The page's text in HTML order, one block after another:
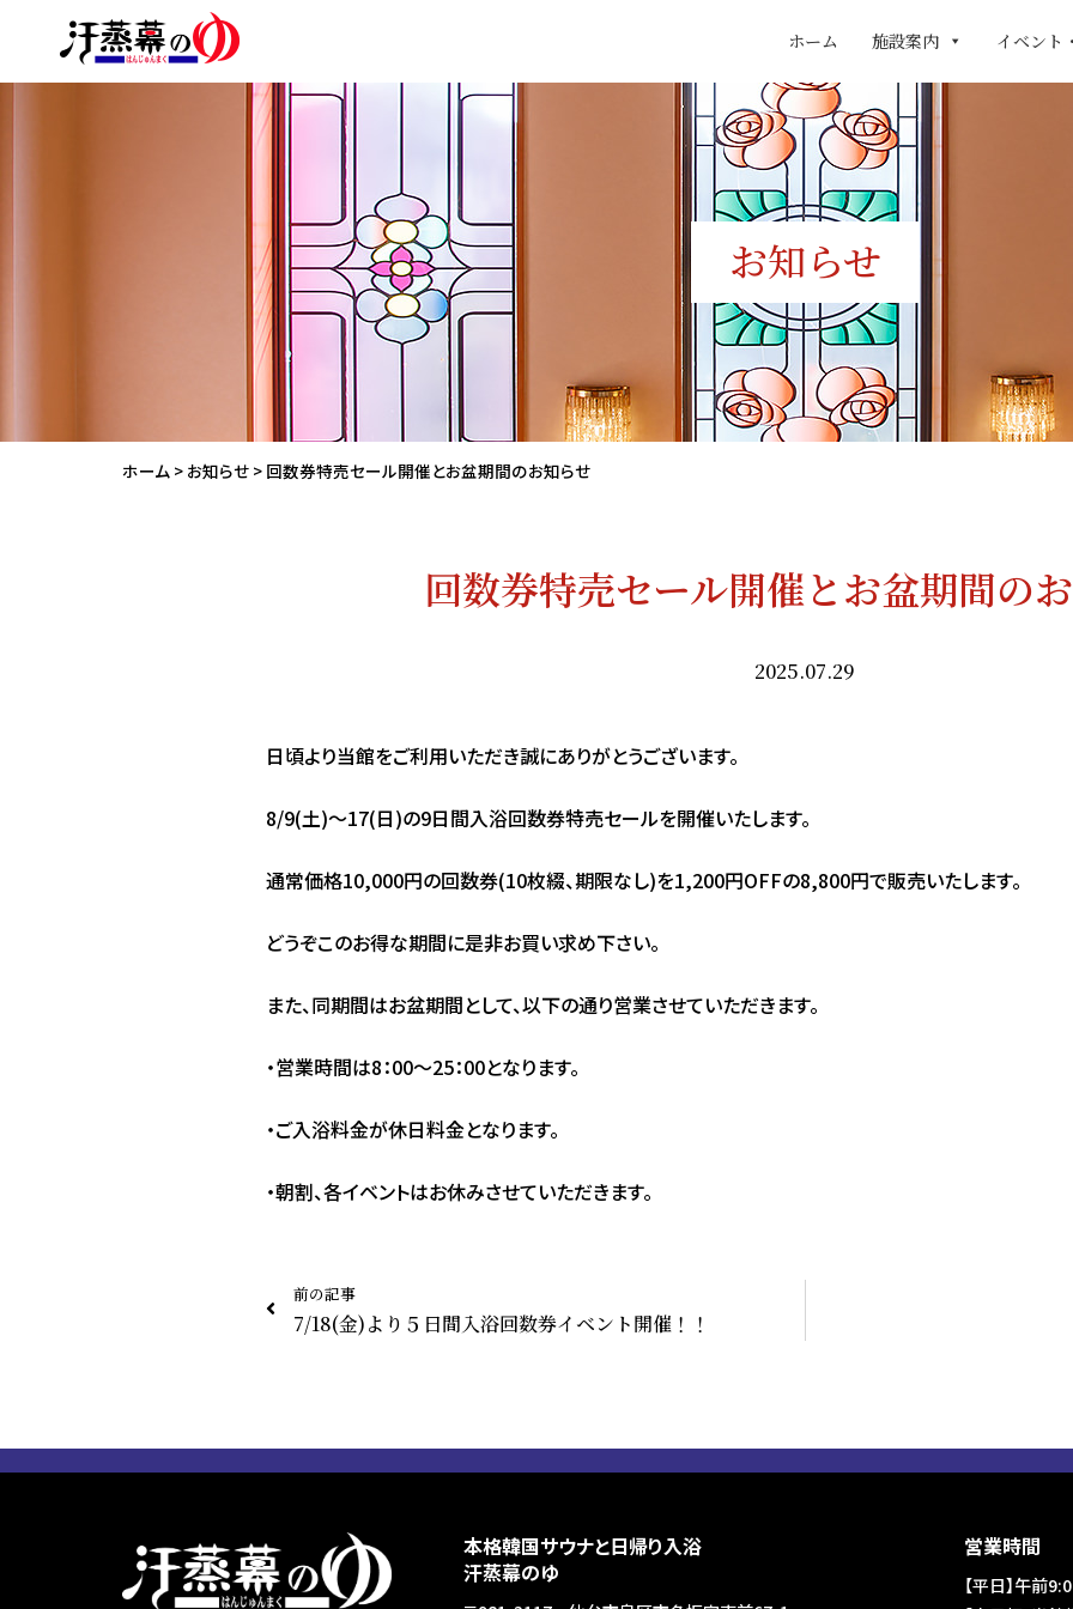
ホーム 施設案内 イベント
お知らせ
ホーム > お知らせ > 回数券特売セール開催とお盆期間のお知らせ
回数券特売セール開催とお盆期間の
2025.07.29
日頃より当館をご利用いただき誠にありがとうございます。
8/9(土)～17(日)の9日間入浴回数券特売セールを開催いたします。
通常価格10,000円の回数券(10枚綴、期限なし)を1,200円OFFの8,800円で販売いたします。
どうぞこのお得な期間に是非お買い求め下さい。
また、同期間はお盆期間として、以下の通り営業させていただきます。
・営業時間は8：00～25：00となります。
・ご入浴料金が休日料金となります。
・朝割、各イベントはお休みさせていただきます。
前の記事
7/18(金)より５日間入浴回数券イベント開催！！
本格韓国サウナと日帰り入浴
汗蒸幕のゆ
営業時間
【平日】午前